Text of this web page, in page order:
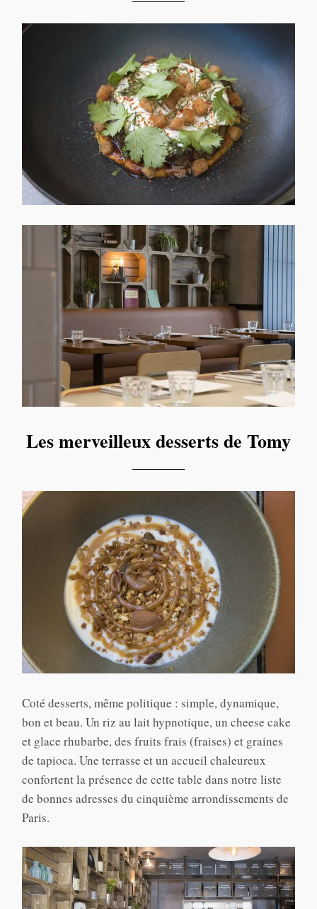
Les merveilleux desserts de Tomy
Coté desserts, même politique : simple, dynamique,
bon et beau. Un riz au lait hypnotique, un cheese cake
et glace rhubarbe, des fruits frais (fraises) et graines
de tapioca. Une terrasse et un accueil chaleureux
confortent la présence de cette table dans notre liste
de bonnes adresses du cinquième arrondissements de
Paris.